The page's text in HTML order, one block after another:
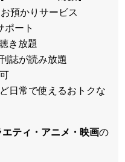
預かりサービス
ポート
き放題
誌が読み放題
日常で使えるおトクな
ティ・アニメ・映画の